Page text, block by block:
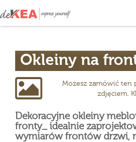
Okleiny na
Możesz zamówić ten
zdjęciem.
Dekoracyjne okleiny
fronty_ idealnie
wymiarów frontów drzwi,